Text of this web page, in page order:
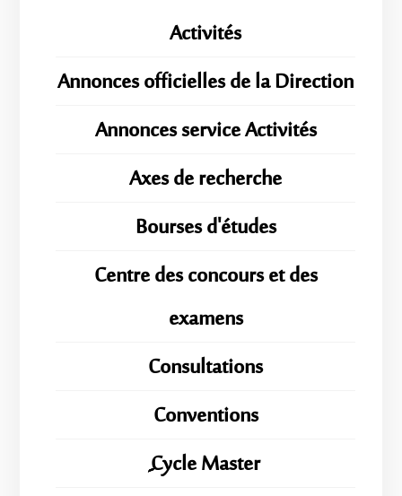
Activités
Annonces officielles de la Direction
Annonces service Activités
Axes de recherche
Bourses d'études
Centre des concours et des
examens
Consultations
Conventions
ِِِCycle Master